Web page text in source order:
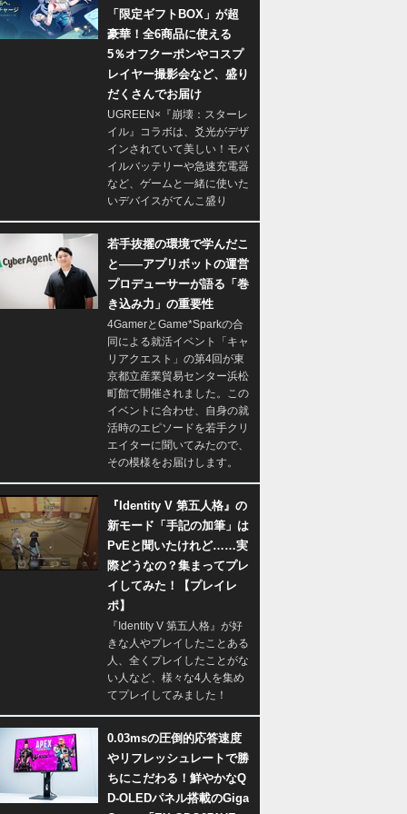
「限定ギフトBOX」が超
豪華！全6商品に使える
5％オフクーポンやコスプ
レイヤー撮影会など、盛り
だくさんでお届け
UGREEN×『崩壊：スターレ
イル』コラボは、爻光がデザ
インされていて美しい！モバ
イルバッテリーや急速充電器
など、ゲームと一緒に使いた
いデバイスがてんこ盛り
若手抜擢の環境で学んだこ
と――アプリボットの運営
プロデューサーが語る「巻
き込み力」の重要性
4GamerとGame*Sparkの合
同による就活イベント「キャ
リアクエスト」の第4回が東
京都立産業貿易センター浜松
町館で開催されました。この
イベントに合わせ、自身の就
活時のエピソードを若手クリ
エイターに聞いてみたので、
その模様をお届けします。
『Identity V 第五人格』の
新モード「手記の加筆」は
PvEと聞いたけれど……実
際どうなの？集まってプレ
イしてみた！【プレイレ
ポ】
『Identity V 第五人格』が好
きな人やプレイしたことある
人、全くプレイしたことがな
い人など、様々な4人を集め
てプレイしてみました！
0.03msの圧倒的応答速度
やリフレッシュレートで勝
ちにこだわる！鮮やかなQ
D-OLEDパネル搭載のGiga